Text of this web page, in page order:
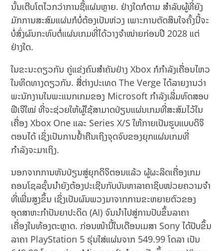
ນັ້ນເຕີບໂຕໄວກວ່າການຊື້ແຜ່ນຫຼາຍ. ຢ່າງໃດກໍຕາມ ສຳລັບຜູ້ທີ່ຍັງ
ມັກການສະສົມແຜ່ນກໍບໍ່ຕ້ອງເປັນຫ່ວງ ເພາະການຕັດສິນໃຈຄັ້ງນີ້ຈະ
ບໍ່ສົ່ງຜົນກະທົບຕໍ່ແຜ່ນເກມທີ່ໄດ້ວາງຈຳໜ່າຍກ່ອນປີ 2028 ແຕ່
ຢ່າງໃດ.
ໃນຂະນະດຽວກັນ ຄູ່ແຂ່ງຄົນສຳຄັນຢ່າງ Xbox ກໍກຳລັງເຄື່ອນໄຫວ
ໃນທິດທາງດຽວກັນ. ສື່ຕ່າງປະເທດ The Verge ໄດ້ລາຍງານວ່າ
ພະນັກງານໃນພະແນກເກມຂອງ Microsoft ກຳລັງເລີ່ມທົດສອບ
ຟີເຈີໃໝ່ ທີ່ຈະຊ່ວຍໃຫ້ຜູ້ໃຊ້ສາມາດປ່ຽນແຜ່ນເກມທີ່ສະສົມໄວ້ໃນ
ເຄື່ອງ Xbox One ແລະ Series X/S ໃຫ້ກາຍເປັນຮູບແບບດິຈິ
ຕອນໄດ້ ເຊິ່ງເປັນການຢໍ້າຄືນເຖິງຈຸດຈົບຂອງຍຸກແຜ່ນເກມທີ່
ກຳລັງຈະມາເຖິງ.
ນອກຈາກການຫັນປ່ຽນສູ່ຍຸກດິຈິຕອນແລ້ວ ຜູ້ຜະລິດເຄື່ອງເກມ
ຄອນໂຊລຊັ້ນນຳຍັງຕ້ອງປະເຊີນກັບບັນຫາລາຄາຊິບໜ່ວຍຄວາມຈຳ
ທີ່ເພີ່ມສູງຂຶ້ນ ເຊິ່ງເປັນຜົນພວງມາຈາກການຂະຫຍາຍຕົວຂອງ
ອຸດສາຫະກຳປັນຍາປະດິດ (AI) ຈົນນຳໄປສູ່ການປັບຂຶ້ນລາຄາ
ເຄື່ອງໃນທ້ອງຕະຫຼາດ. ກ່ອນໜ້ານີ້ໃນເດືອນເມສາ Sony ໄດ້ປັບຂຶ້ນ
ລາຄາ PlayStation 5 ຮຸ່ນໃສ່ແຜ່ນຈາກ 549.99 ໂດລາ ເປັນ